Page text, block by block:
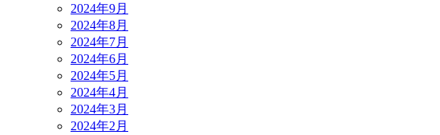
2024年9月
2024年8月
2024年7月
2024年6月
2024年5月
2024年4月
2024年3月
2024年2月